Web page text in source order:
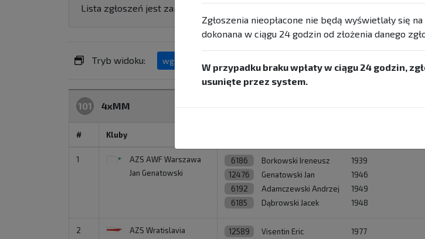
Lista zgłoszeń jest zamknięta.
Tryb widoku: wg konkurencji
101 4xMM
# Kluby
1
AZS AWF Warszawa
Jan Genatowski
6186 Borkowski Ireneusz
1939
12476
Genatowski Jan
1946
6192
Adamczewski Andrzej
1949
6185
Dąbrowski Jacek 1948
2 AZS Wratislavia 12589 Visentin Eric
1977
Zgłoszenia nieopłacone nie będą wyświetlały się
dokonana w ciągu 24 godzin od złożenia danego
W przypadku braku wpłaty w ciągu 24 godzin,
usunięte przez system.